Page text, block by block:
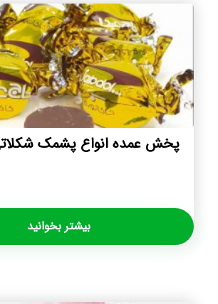
پخش عمده انواع پشمک
بیشتر بخوانید